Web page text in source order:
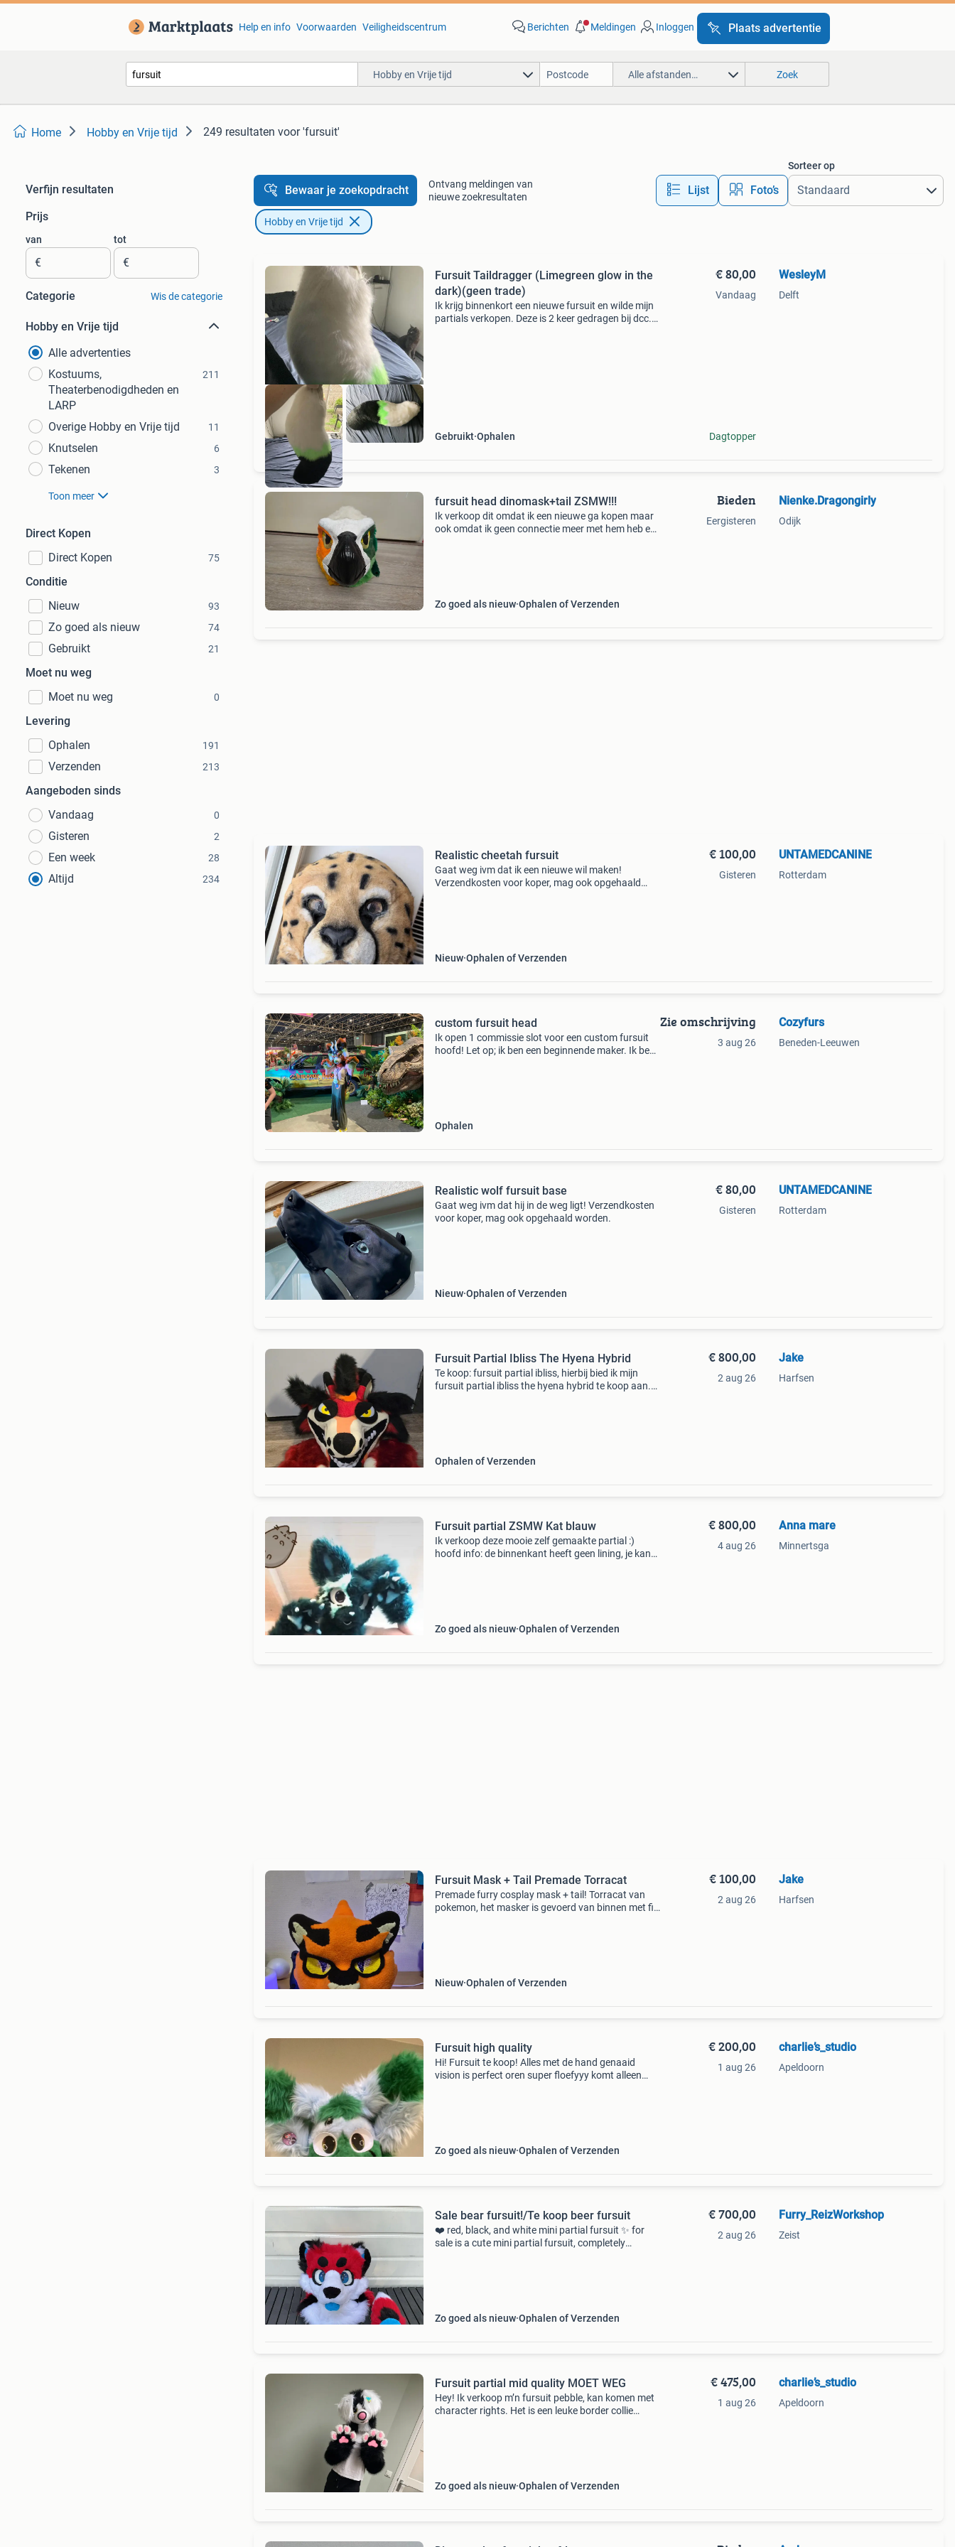
Help en info Voorwaarden Veiligheidscentrum Berichten Meldingen Inloggen Plaats advertentie
Hobby en Vrije tijd Alle afstanden… Zoek
Home Hobby en Vrije tijd 249 resultaten voor 'fursuit'
Verfijn resultaten
Prijs
van
€
tot
€
Categorie Wis de categorie
Hobby en Vrije tijd
Alle advertenties
Kostuums,
Theaterbenodigdheden en
LARP
211
Overige Hobby en Vrije tijd 11
Knutselen 6
Tekenen 3
Toon meer
Direct Kopen
Direct Kopen
75
Conditie
Nieuw
93
Zo goed als nieuw 74
Gebruikt 21
Moet nu weg
Moet nu weg
0
Levering
Ophalen
191
Verzenden 213
Aangeboden sinds
Vandaag
0
Gisteren 2
Een week 28
Altijd 234
Bewaar je zoekopdracht
Ontvang meldingen van
nieuwe zoekresultaten
Lijst Foto’s
Sorteer op
Hobby en Vrije tijd
Fursuit Taildragger (Limegreen glow in the
dark)(geen trade)
Ik krijg binnenkort een nieuwe fursuit en wilde mijn
partials verkopen. Deze is 2 keer gedragen bij dcc.
Gebruikt Ophalen
€ 80,00
Vandaag
Dagtopper
WesleyM
Delft
fursuit head dinomask+tail ZSMW!!!
Ik verkoop dit omdat ik een nieuwe ga kopen maar
ook omdat ik geen connectie meer met hem heb en
Zo goed als nieuw Ophalen of Verzenden
Bieden
Eergisteren
Nienke.Dragongirly
Odijk
Realistic cheetah fursuit
Gaat weg ivm dat ik een nieuwe wil maken!
Verzendkosten voor koper, mag ook opgehaald
Nieuw Ophalen of Verzenden
€ 100,00
Gisteren
UNTAMEDCANINE
Rotterdam
custom fursuit head
Ik open 1 commissie slot voor een custom fursuit
hoofd! Let op; ik ben een beginnende maker. Ik ben
Ophalen
Zie omschrijving
3 aug 26
Cozyfurs
Beneden-Leeuwen
Realistic wolf fursuit base
Gaat weg ivm dat hij in de weg ligt! Verzendkosten
voor koper, mag ook opgehaald worden.
Nieuw Ophalen of Verzenden
€ 80,00
Gisteren
UNTAMEDCANINE
Rotterdam
Fursuit Partial Ibliss The Hyena Hybrid
Te koop: fursuit partial ibliss, hierbij bied ik mijn
fursuit partial ibliss the hyena hybrid te koop aan.
Ophalen of Verzenden
€ 800,00
2 aug 26
Jake
Harfsen
Fursuit partial ZSMW Kat blauw
Ik verkoop deze mooie zelf gemaakte partial :)
hoofd info: de binnenkant heeft geen lining, je kan
Zo goed als nieuw Ophalen of Verzenden
€ 800,00
4 aug 26
Anna mare
Minnertsga
Fursuit Mask + Tail Premade Torracat
Premade furry cosplay mask + tail! Torracat van
pokemon, het masker is gevoerd van binnen met filt
Nieuw Ophalen of Verzenden
€ 100,00
2 aug 26
Jake
Harfsen
Fursuit high quality
Hi! Fursuit te koop! Alles met de hand genaaid
vision is perfect oren super floefyyy komt alleen
Zo goed als nieuw Ophalen of Verzenden
€ 200,00
1 aug 26
charlie’s_studio
Apeldoorn
Sale bear fursuit!/Te koop beer fursuit
❤️ red, black, and white mini partial fursuit ✨ for
sale is a cute mini partial fursuit, completely
Zo goed als nieuw Ophalen of Verzenden
€ 700,00
2 aug 26
Furry_ReizWorkshop
Zeist
Fursuit partial mid quality MOET WEG
Hey! Ik verkoop m’n fursuit pebble, kan komen met
character rights. Het is een leuke border collie
Zo goed als nieuw Ophalen of Verzenden
€ 475,00
1 aug 26
charlie’s_studio
Apeldoorn